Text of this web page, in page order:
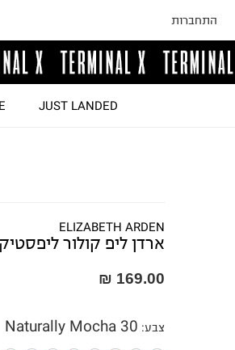
התחברות
JUST LANDED
ELIZABETH ARDEN
ארדן ליפ קולור ליפסטיק
169.00 ₪
צבע:
Naturally Mocha 30